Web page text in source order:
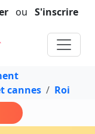
ou S'inscrire
cannes Roi